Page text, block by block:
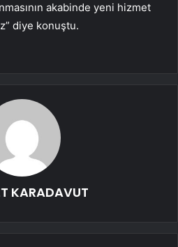
akabinde yeni hizmet
diye konuştu.
KARADAVUT